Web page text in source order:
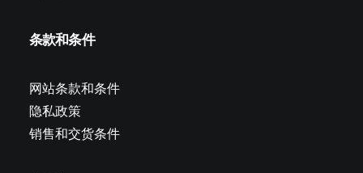
条款和条件
网站条款和条件
隐私政策
销售和交货条件